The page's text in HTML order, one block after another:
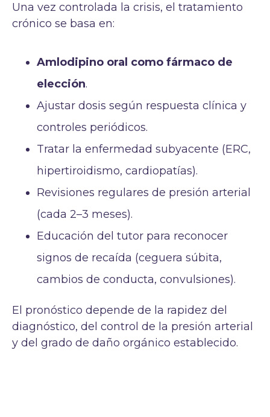
Una vez controlada la crisis, el tratamiento
crónico se basa en:
Amlodipino oral como fármaco de
elección.
Ajustar dosis según respuesta clínica y
controles periódicos.
Tratar la enfermedad subyacente (ERC,
hipertiroidismo, cardiopatías).
Revisiones regulares de presión arterial
(cada 2–3 meses).
Educación del tutor para reconocer
signos de recaída (ceguera súbita,
cambios de conducta, convulsiones).
El pronóstico depende de la rapidez del
diagnóstico, del control de la presión arterial
y del grado de daño orgánico establecido.